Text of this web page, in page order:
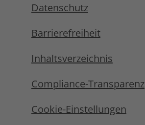
Datenschutz
Barrierefreiheit
Inhaltsverzeichnis
Compliance-Transparenz
Cookie-Einstellungen